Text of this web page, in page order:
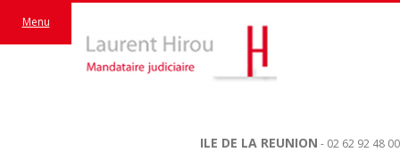
ILE DE LA REUNION - 02 62 92 48 00
Menu